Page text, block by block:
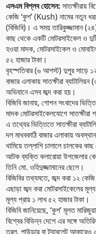
এসএম বিপ্লব হোসেন: সাতক্ষীরায়
কেজি ‘কুশ’ (Kush) নামের নতুন
(বিজিবি)। এ সময় তারিকুজ্জামান
কাছ থেকে একটি মোটরসাইকেল ও
হওয়া মাদক, মোটরসাইকেল ও
৫২ হাজার টাকা।
বৃহস্পতিবার (৬ আগস্ট) দুপুর সাড়ে
বাজার এলাকায় সাতক্ষীরা ব্যাটালিয়ন
অভিযানে এসব জব্দ করা হয়।
বিজিবি জানায়, গোপন সংবাদের
মাদক মোটরসাইকেলযোগে সাতক্ষীরা
এ তথ্যের ভিত্তিতে সাতক্ষীরা
দল মাধবকাঠি বাজার এলাকায়
থামিয়ে তল্লাশি চালালে চালকের
আটক ব্যক্তি কলারোয়া উপজেলার
তিনি মো. ওহিদুজ্জামানের ছেলে।
বিজিবির তথ্যমতে, জব্দ করা ১২
এছাড়া জব্দ করা মোটরসাইকেলের
মূল্য প্রায় ১ লাখ ৫২ হাজার টাকা।
বিজিবি জানিয়েছে, ‘কুশ’ মূলত
বিশ্বের বিভিন্ন দেশে এর সঙ্গে
তরল, পাউডার বা ট্যাবলেট আকারেও